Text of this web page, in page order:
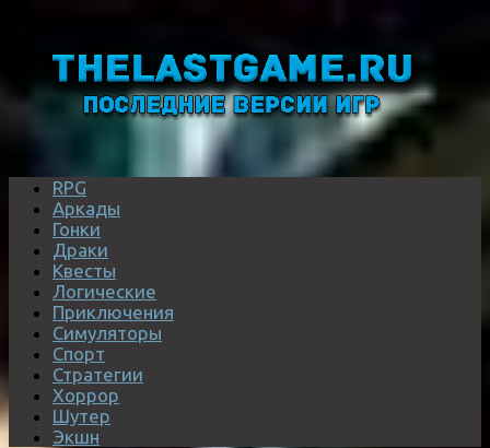
RPG
Аркады
Гонки
Драки
Квесты
Логические
Приключения
Симуляторы
Спорт
Стратегии
Хоррор
Шутер
Экшн